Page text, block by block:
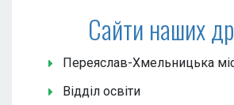
Сайти наших
Переяслав-Хмельницька
Відділ освіти